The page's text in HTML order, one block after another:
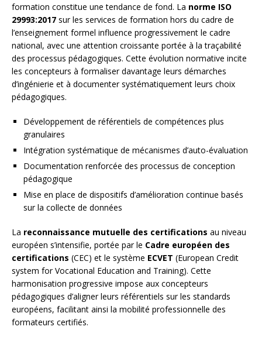
formation constitue une tendance de fond. La norme ISO
29993:2017 sur les services de formation hors du cadre de
l’enseignement formel influence progressivement le cadre
national, avec une attention croissante portée à la traçabilité
des processus pédagogiques. Cette évolution normative incite
les concepteurs à formaliser davantage leurs démarches
d’ingénierie et à documenter systématiquement leurs choix
pédagogiques.
Développement de référentiels de compétences plus
granulaires
Intégration systématique de mécanismes d’auto-évaluation
Documentation renforcée des processus de conception
pédagogique
Mise en place de dispositifs d’amélioration continue basés
sur la collecte de données
La reconnaissance mutuelle des certifications au niveau
européen s’intensifie, portée par le Cadre européen des
certifications (CEC) et le système ECVET (European Credit
system for Vocational Education and Training). Cette
harmonisation progressive impose aux concepteurs
pédagogiques d’aligner leurs référentiels sur les standards
européens, facilitant ainsi la mobilité professionnelle des
formateurs certifiés.